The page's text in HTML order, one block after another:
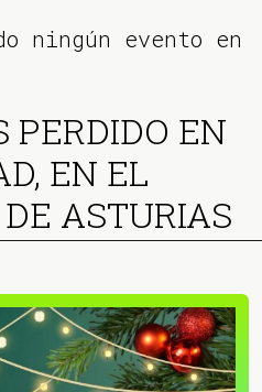
ningún evento en
PERDIDO EN
EN EL
ASTURIAS